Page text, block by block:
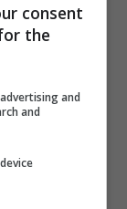
molti
parte di
che si
alle
consent
the
and
and